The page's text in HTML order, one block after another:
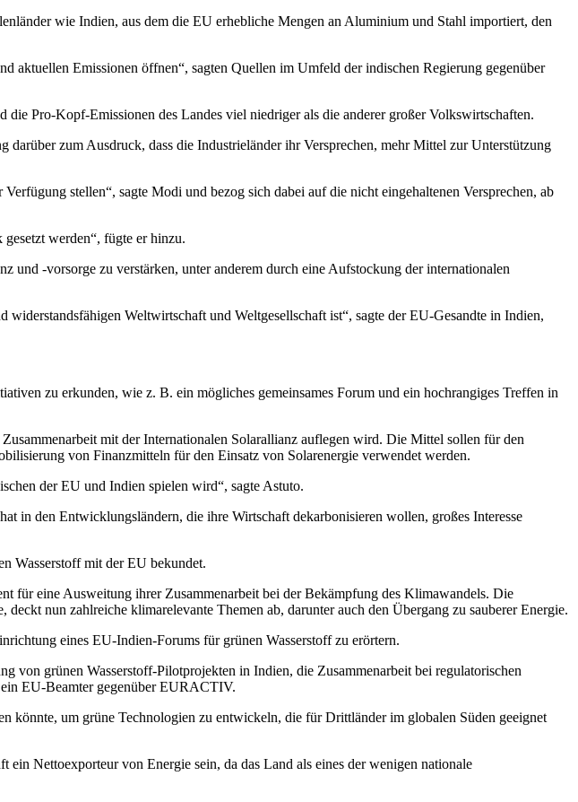
wie Indien, aus dem die EU erhebliche Mengen an Aluminium und Stahl importiert, den
aktuellen Emissionen öffnen“, sagten Quellen im Umfeld der indischen Regierung gegenüber
Pro-Kopf-Emissionen des Landes viel niedriger als die anderer großer Volkswirtschaften.
zum Ausdruck, dass die Industrieländer ihr Versprechen, mehr Mittel zur Unterstützung
stellen“, sagte Modi und bezog sich dabei auf die nicht eingehaltenen Versprechen, ab
werden“, fügte er hinzu.
-vorsorge zu verstärken, unter anderem durch eine Aufstockung der internationalen
Weltwirtschaft und Weltgesellschaft ist“, sagte der EU-Gesandte in Indien,
zu erkunden, wie z. B. ein mögliches gemeinsames Forum und ein hochrangiges Treffen in
mit der Internationalen Solarallianz auflegen wird. Die Mittel sollen für den
von Finanzmitteln für den Einsatz von Solarenergie verwendet werden.
der EU und Indien spielen wird“, sagte Astuto.
in den Entwicklungsländern, die ihre Wirtschaft dekarbonisieren wollen, großes Interesse
Wasserstoff mit der EU bekundet.
für eine Ausweitung ihrer Zusammenarbeit bei der Bekämpfung des Klimawandels. Die
nun zahlreiche klimarelevante Themen ab, darunter auch den Übergang zu sauberer Energie.
eines EU-Indien-Forums für grünen Wasserstoff zu erörtern.
von grünen Wasserstoff-Pilotprojekten in Indien, die Zusammenarbeit bei regulatorischen
EU-Beamter gegenüber EURACTIV.
könnte, um grüne Technologien zu entwickeln, die für Drittländer im globalen Süden geeignet
Nettoexporteur von Energie sein, da das Land als eines der wenigen nationale